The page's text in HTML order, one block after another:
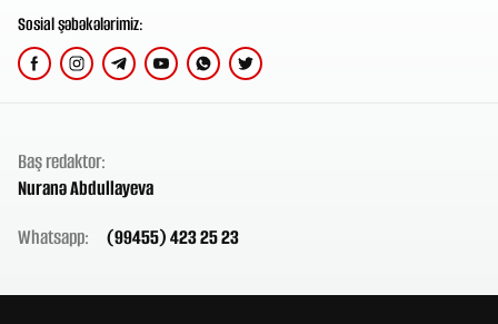
Sosial şəbəkələrimiz:
Baş redaktor:
Nuranə Abdullayeva
Whatsapp:
(99455) 423 25 23